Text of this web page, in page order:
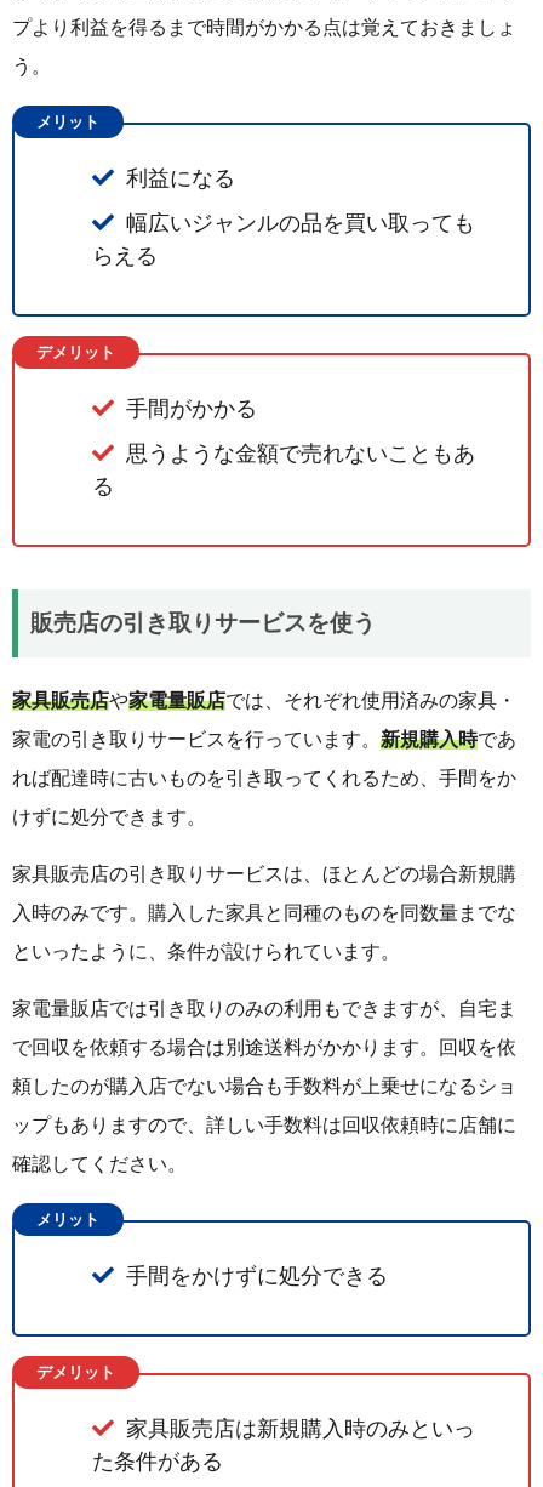
プより利益を得るまで時間がかかる点は覚えておきましょ
う。
メリット
利益になる
幅広いジャンルの品を買い取っても
らえる
デメリット
手間がかかる
思うような金額で売れないこともあ
る
販売店の引き取りサービスを使う
家具販売店や家電量販店では、それぞれ使用済みの家具・
家電の引き取りサービスを行っています。 新規購入時であ
れば配達時に古いものを引き取ってくれるため、手間をか
けずに処分できます。
家具販売店の引き取りサービスは、ほとんどの場合新規購
入時のみです。購入した家具と同種のものを同数量までな
といったように、条件が設けられています。
家電量販店では引き取りのみの利用もできますが、自宅ま
で回収を依頼する場合は別途送料がかかります。回収を依
頼したのが購入店でない場合も手数料が上乗せになるショ
ップもありますので、詳しい手数料は回収依頼時に店舗に
確認してください。
メリット
手間をかけずに処分できる
デメリット
家具販売店は新規購入時のみといっ
た条件がある